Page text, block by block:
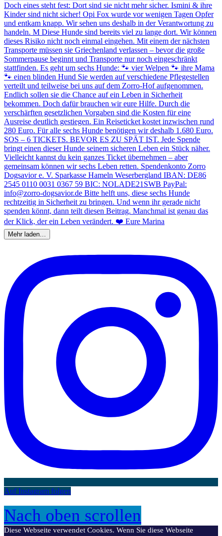
Mehr laden…
Auf Instagram folgen
Nach oben scrollen
Diese Webseite verwendet Cookies. Wenn Sie diese Webseite